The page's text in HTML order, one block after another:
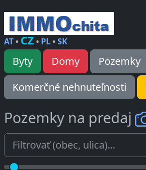
AT• CZ • PL•SK
Byty Domy
Pozemky
Komerčné nehnuteľnosti
Pozemky na predaj